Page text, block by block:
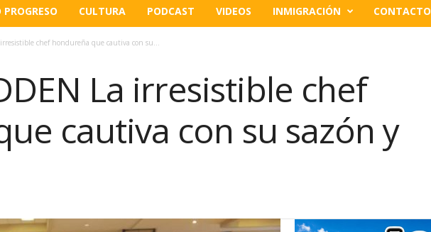
PROGRESO CULTURA PODCAST VIDEOS INMIGRACIÓN CONTACTO
chef hondureña que cautiva con su...
La irresistible chef
cautiva con su sazón y